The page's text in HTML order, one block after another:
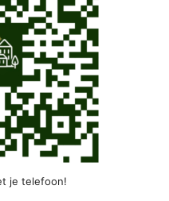
je telefoon!